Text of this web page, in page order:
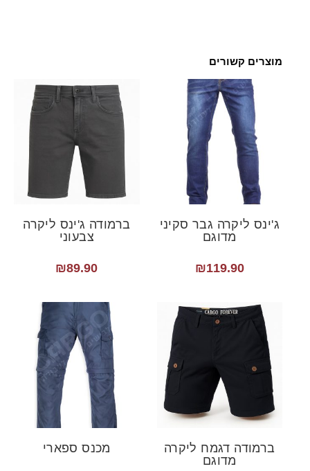
מוצרים קשורים
ג'ינס ליקרה גבר סקיני
מדוגם
₪119.90
ברמודה ג'ינס ליקרה
צבעוני
₪89.90
ברמודה דגמח ליקרה
מדוגם
מכנס ספארי